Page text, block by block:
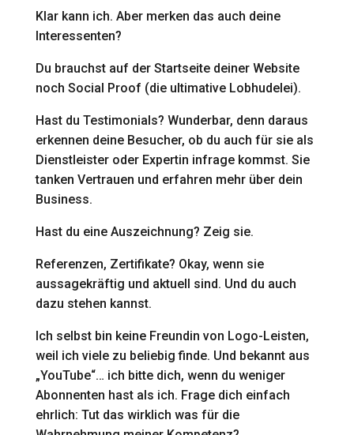
Klar kann ich. Aber merken das auch deine
Interessenten?
Du brauchst auf der Startseite deiner Website
noch Social Proof (die ultimative Lobhudelei).
Hast du Testimonials? Wunderbar, denn daraus
erkennen deine Besucher, ob du auch für sie als
Dienstleister oder Expertin infrage kommst. Sie
tanken Vertrauen und erfahren mehr über dein
Business.
Hast du eine Auszeichnung? Zeig sie.
Referenzen, Zertifikate? Okay, wenn sie
aussagekräftig und aktuell sind. Und du auch
dazu stehen kannst.
Ich selbst bin keine Freundin von Logo-Leisten,
weil ich viele zu beliebig finde. Und bekannt aus
„YouTube“… ich bitte dich, wenn du weniger
Abonnenten hast als ich. Frage dich einfach
ehrlich: Tut das wirklich was für die